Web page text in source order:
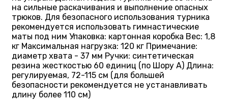
на сильные раскачивания и выполнение опасных
трюков. Для безопасного использования турника
рекомендуется использовать гимнастические
маты под ним Упаковка: картонная коробка Вес: 1,8
кг Максимальная нагрузка: 120 кг Примечание:
диаметр хвата - 37 мм Ручки: синтетическая
резина жесткостью 60 единиц (по Шору А) Длина:
регулируемая, 72-115 см (для большей
безопасности рекомендуется не устанавливать
длину более 110 см)